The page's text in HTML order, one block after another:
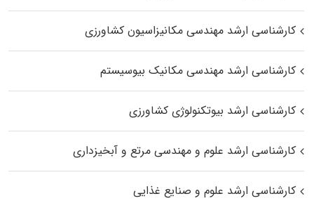
کارشناسی ارشد مهندسی مکانیزاسیون کشاورزی
کارشناسی ارشد مهندسی مکانیک بیوسیستم
کارشناسی ارشد بیوتکنولوژی کشاورزی
کارشناسی ارشد علوم و مهندسی مرتع و آبخیزداری
کارشناسی ارشد علوم و صنایع غذایی